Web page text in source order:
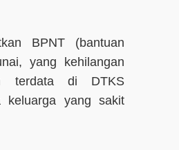
BPNT (bantuan
yang kehilangan
terdata di DTKS
keluarga yang sakit